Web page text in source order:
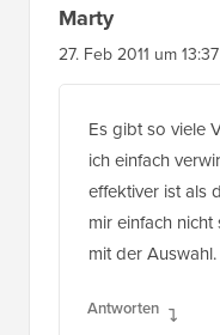
Marty
27. Feb 2011 um
Es gibt so viele
ich einfach
effektiver ist als
mir einfach
mit der
Antworten